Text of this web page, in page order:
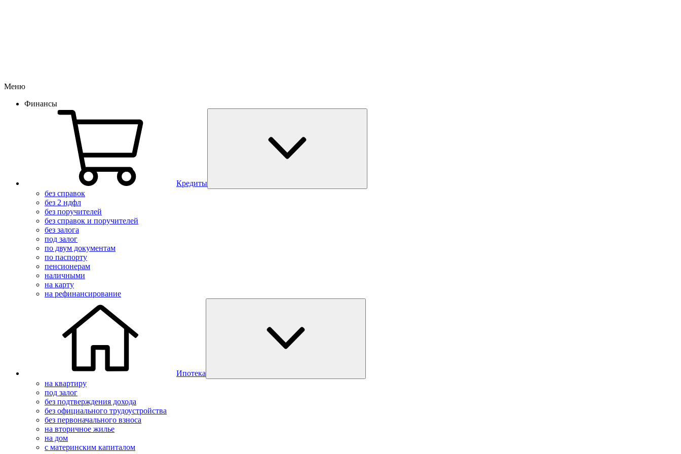
Меню
Финансы
Кредиты
без справок
без 2 ндфл
без поручителей
без справок и поручителей
без залога
под залог
по двум документам
по паспорту
пенсионерам
наличными
на карту
на рефинансирование
Ипотека
на квартиру
под залог
без подтверждения дохода
без официального трудоустройства
без первоначального взноса
на вторичное жилье
на дом
с материнским капиталом